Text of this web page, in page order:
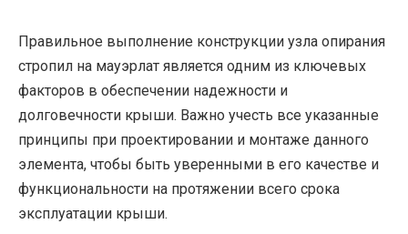
Правильное выполнение конструкции узла опирания
стропил на мауэрлат является одним из ключевых
факторов в обеспечении надежности и
долговечности крыши. Важно учесть все указанные
принципы при проектировании и монтаже данного
элемента, чтобы быть уверенными в его качестве и
функциональности на протяжении всего срока
эксплуатации крыши.